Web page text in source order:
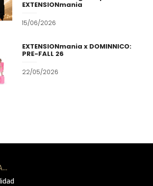
EXTENSIONmania
15/06/2026
EXTENSIONmania x DOMINNICO:
PRE-FALL 26
22/05/2026